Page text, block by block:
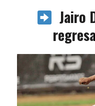
Jairo